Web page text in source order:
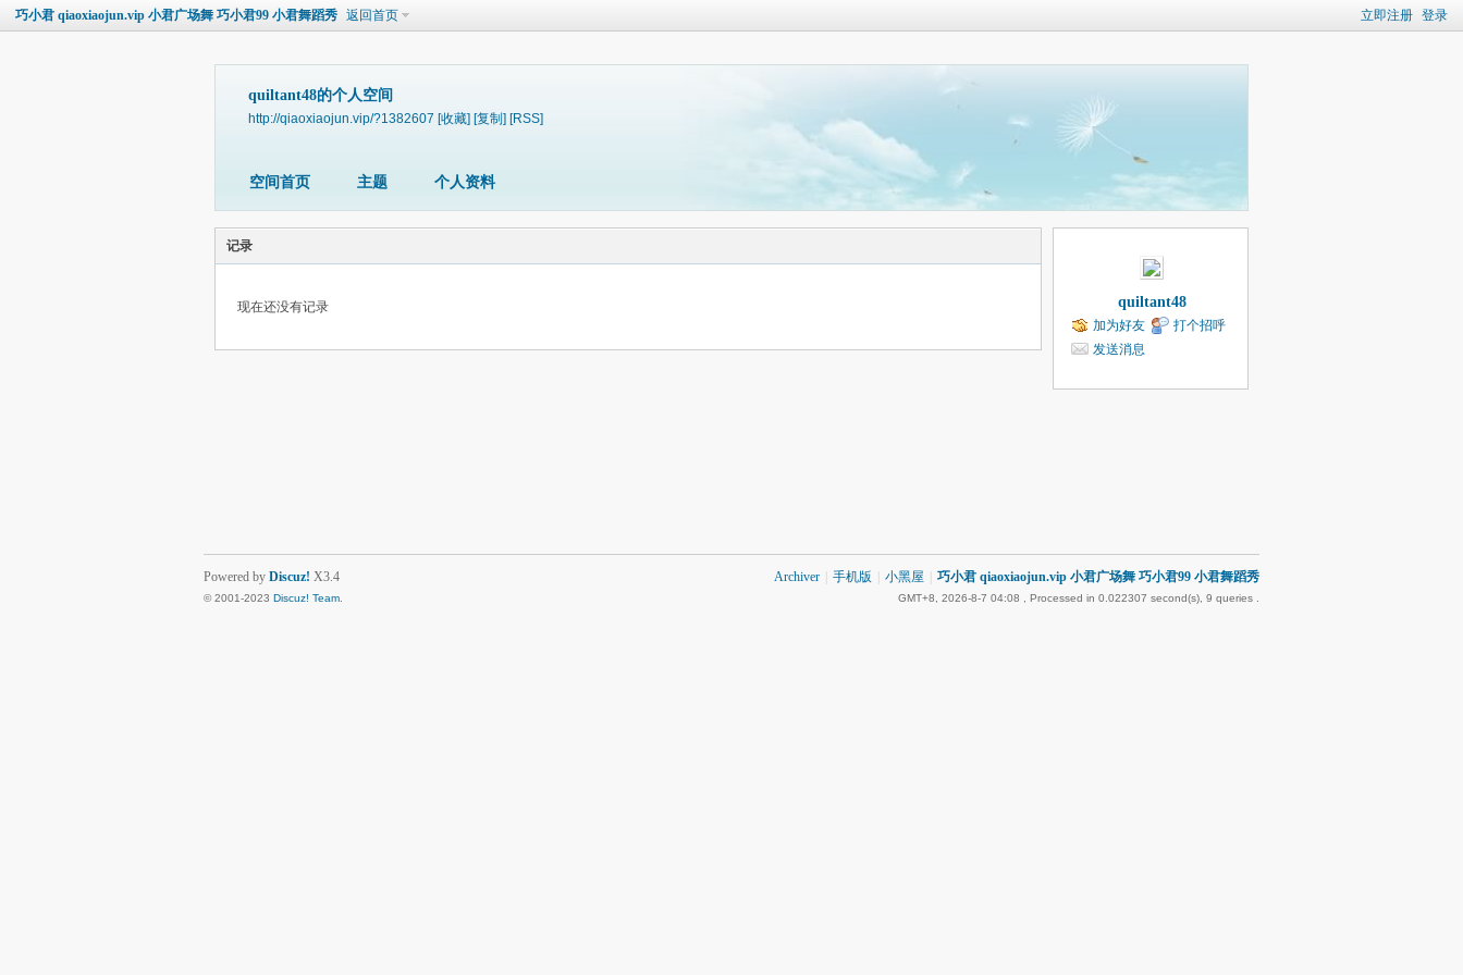
立即注册 登录
巧小君 qiaoxiaojun.vip 小君广场舞 巧小君99 小君舞蹈秀 返回首页
quiltant48的个人空间
http://qiaoxiaojun.vip/?1382607 [收藏] [复制] [RSS]
空间首页 主题 个人资料
记录
现在还没有记录 quiltant48
加为好友
打个招呼
发送消息
Archiver 手机版 小黑屋 巧小君 qiaoxiaojun.vip 小君广场舞 巧小君99 小君舞蹈秀
GMT+8, 2026-8-7 04:08 , Processed in 0.022307 second(s), 9 queries .
Powered by Discuz! X3.4
© 2001-2023 Discuz! Team